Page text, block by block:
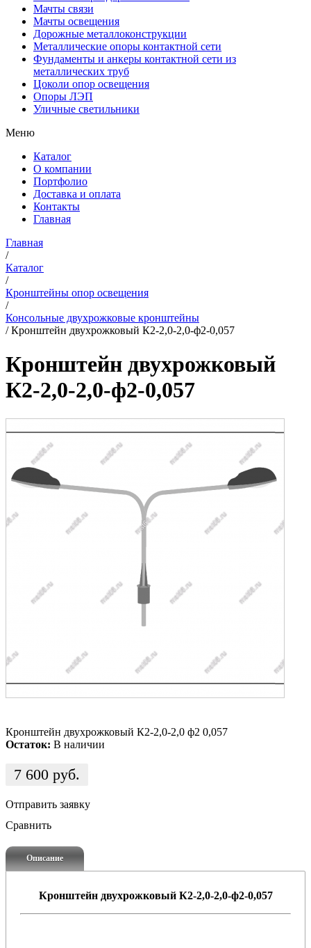
Мачты связи
Мачты освещения
Дорожные металлоконструкции
Металлические опоры контактной сети
Фундаменты и анкеры контактной сети из
металлических труб
Цоколи опор освещения
Опоры ЛЭП
Уличные светильники
Меню
Каталог
О компании
Портфолио
Доставка и оплата
Контакты
Главная
Главная
/
Каталог
/
Кронштейны опор освещения
/
Консольные двухрожковые кронштейны
/Кронштейн двухрожковый К2-2,0-2,0-ф2-0,057
Кронштейн двухрожковый
К2-2,0-2,0-ф2-0,057
Кронштейн двухрожковый К2-2,0-2,0 ф2 0,057
Остаток: В наличии
7 600 руб.
Отправить заявку
Сравнить
Описание
Кронштейн двухрожковый К2-2,0-2,0-ф2-0,057